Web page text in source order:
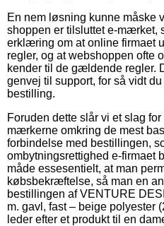
En nem løsning kunne
shoppen er tilsluttet e-mærket,
erklæring om at online firmaet
regler, og at webshoppen ofte
kender til de gældende regler.
genvej til support, for så vidt
bestilling.
Foruden dette slår vi et slag
mærkerne omkring de mest
forbindelse med bestillingen,
ombytningsrettighed e-firmaet
måde essesentielt, at man
købsbekræftelse, så man en
bestillingen af VENTURE
m. gavl, fast – beige polyester
leder efter et produkt til en